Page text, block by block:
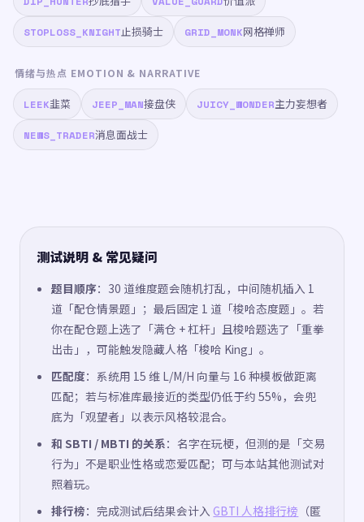
STOPLOSS_KNIGHT止损骑士 GRID_MONK网格禅师
情绪与热点 EMOTION & NARRATIVE
LEEK韭菜 JEEP_MAN接盘侠 JUICY_WONDER主力妄想者
NEWS_TRADER消息面战士
测试说明 & 常见疑问
题目顺序：30 道维度题会随机打乱，中间随机插入 1
道「配仓情景题」；最后固定 1 道「梭哈态度题」。若
你在配仓题上选了「满仓 + 杠杆」且梭哈题选了「重拳
出击」，可能触发隐藏人格「梭哈 King」。
匹配度：系统用 15 维 L/M/H 向量与 16 种模板做距离
匹配；若与标准库最接近的类型仍低于约 55%，会兜
底为「观望者」以表示风格较混合。
和 SBTI / MBTI 的关系：名字在玩梗，但测的是「交易
行为」不是职业性格或恋爱匹配；可与本站其他测试对
照着玩。
排行榜：完成测试后结果会计入 GBTI 人格排行榜 （匿